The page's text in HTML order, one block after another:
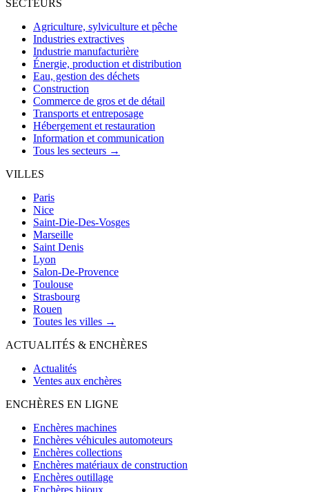
SECTEURS
Agriculture, sylviculture et pêche
Industries extractives
Industrie manufacturière
Énergie, production et distribution
Eau, gestion des déchets
Construction
Commerce de gros et de détail
Transports et entreposage
Hébergement et restauration
Information et communication
Tous les secteurs →
VILLES
Paris
Nice
Saint-Die-Des-Vosges
Marseille
Saint Denis
Lyon
Salon-De-Provence
Toulouse
Strasbourg
Rouen
Toutes les villes →
ACTUALITÉS & ENCHÈRES
Actualités
Ventes aux enchères
ENCHÈRES EN LIGNE
Enchères machines
Enchères véhicules automoteurs
Enchères collections
Enchères matériaux de construction
Enchères outillage
Enchères bijoux